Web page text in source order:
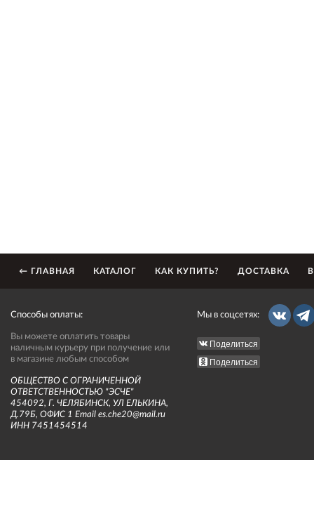
← ГЛАВНАЯ КАТАЛОГ КАК КУПИТЬ? ДОСТАВКА
Способы оплаты:
Вы можете оплатить товары
наличным курьеру при получение или
в магазине любым способом
ОБЩЕСТВО С ОГРАНИЧЕННОЙ
ОТВЕТСТВЕННОСТЬЮ "ЭСЧЕ"
454092, Г. ЧЕЛЯБИНСК, УЛ ЕЛЬКИНА,
Д.79Б, ОФИС 1 Email es.che20@mail.ru
ИНН 7451454514
Мы в соцсетях:
Поделиться
Поделиться